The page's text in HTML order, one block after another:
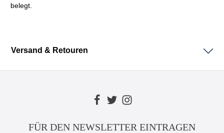
belegt.
Versand & Retouren
FÜR DEN NEWSLETTER EINTRAGEN